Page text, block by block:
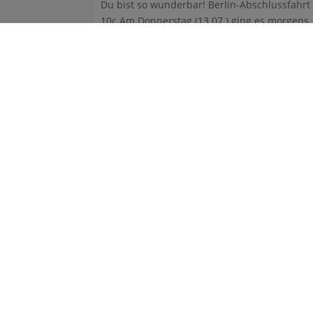
Du bist so wunderbar! Berlin-Abschlussfahrt
10c Am Donnerstag (13.07.) ging es morgens